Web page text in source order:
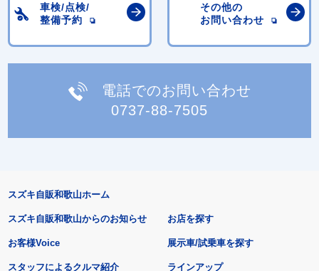
車検/点検/
整備予約
その他の
お問い合わせ
電話でのお問い合わせ
0737-88-7505
スズキ自販和歌山ホーム
スズキ自販和歌山からのお知らせ
お客様Voice
スタッフによるクルマ紹介
お店を探す
展示車/試乗車を探す
ラインアップ